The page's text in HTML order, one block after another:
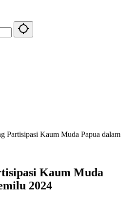
Partisipasi Kaum Muda Papua dalam
Kaum Muda
2024